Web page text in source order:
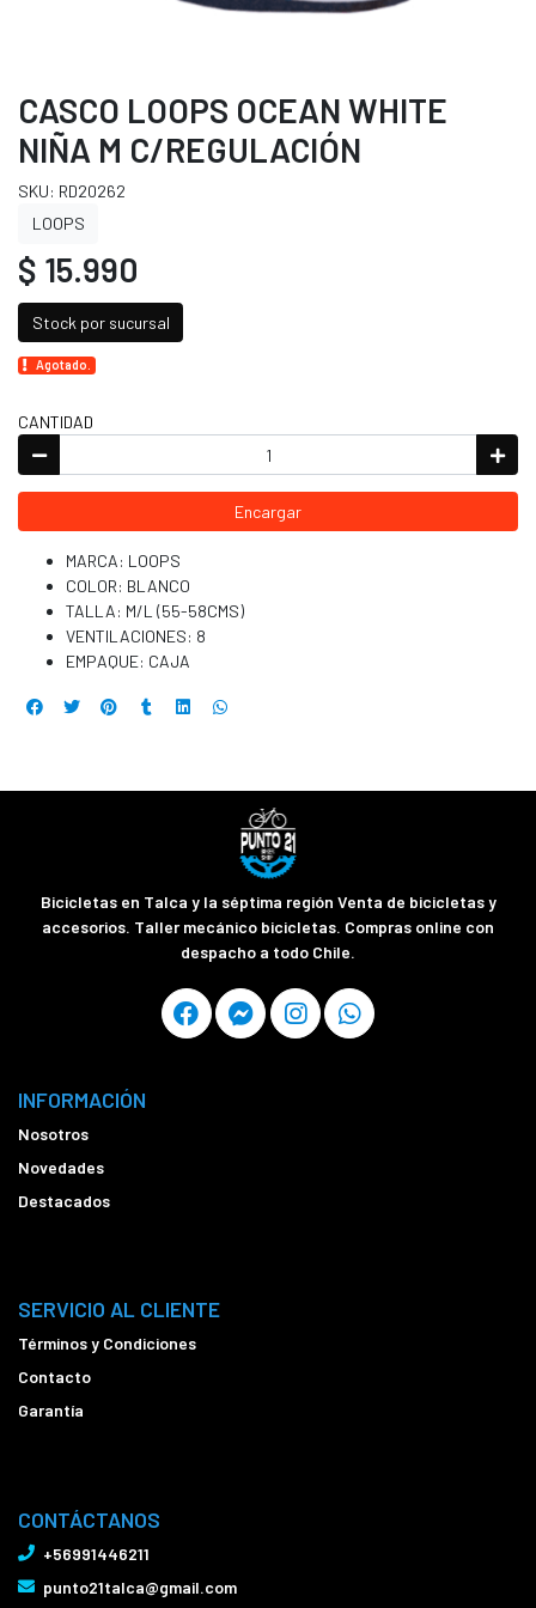
CASCO LOOPS OCEAN WHITE
NIÑA M C/REGULACIÓN
SKU: RD20262
LOOPS
$ 15.990
Stock por sucursal
Agotado.
CANTIDAD
Encargar
MARCA: LOOPS
COLOR: BLANCO
TALLA: M/L (55-58CMS)
VENTILACIONES: 8
EMPAQUE: CAJA
Bicicletas en Talca y la séptima región Venta de bicicletas y
accesorios. Taller mecánico bicicletas. Compras online con
despacho a todo Chile.
INFORMACIÓN
Nosotros
Novedades
Destacados
SERVICIO AL CLIENTE
Términos y Condiciones
Contacto
Garantía
CONTÁCTANOS
+56991446211
punto21talca@gmail.com